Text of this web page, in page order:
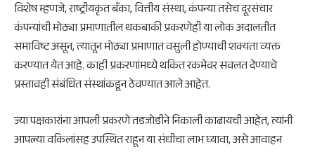
विशेष म्हणजे, राष्ट्रीयकृत बँका, वित्तीय संस्था, कंपन्या तसेच दूरसंचार
कंपन्यांची मोठ्या प्रमाणातील थकबाकी प्रकरणेही या लोक अदालतीत
समाविष्ट असून, त्यातून मोठ्या प्रमाणात वसुली होण्याची शक्यता व्यक्त
करण्यात येत आहे. काही प्रकरणांमध्ये थकित रकमेवर सवलत देण्याचे
प्रस्तावही संबंधित संस्थांकडून ठेवण्यात आले आहेत.
ज्या पक्षकारांना आपली प्रकरणे तडजोडीने निकाली काढायची आहेत, त्यांनी
आपल्या वकिलांसह उपस्थित राहून या संधीचा लाभ घ्यावा, असे आवाहन